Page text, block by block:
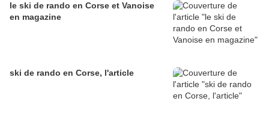
le ski de rando en Corse et Vanoise
en magazine
ski de rando en Corse, l'article